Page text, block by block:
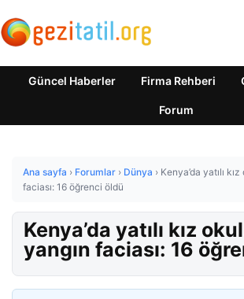
Güncel Haberler Firma Rehberi
Forum
Ana sayfa › Forumlar › Dünya › Kenya’da yatılı
faciası: 16 öğrenci öldü
Kenya’da yatılı kız
yangın faciası: 16